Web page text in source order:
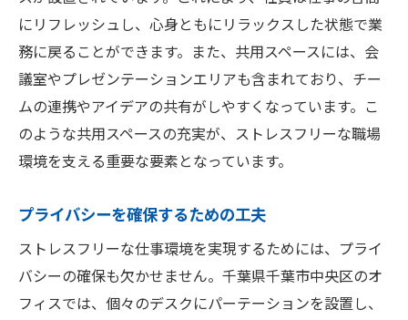
にリフレッシュし、心身ともにリラックスした状態で業
務に戻ることができます。また、共用スペースには、会
議室やプレゼンテーションエリアも含まれており、チー
ムの連携やアイデアの共有がしやすくなっています。こ
のような共用スペースの充実が、ストレスフリーな職場
環境を支える重要な要素となっています。
プライバシーを確保するための工夫
ストレスフリーな仕事環境を実現するためには、プライ
バシーの確保も欠かせません。千葉県千葉市中央区のオ
フィスでは、個々のデスクにパーテーションを設置し、